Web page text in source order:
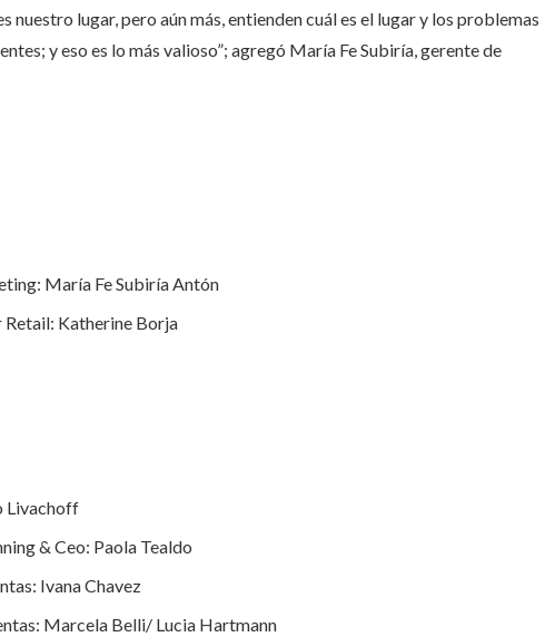
nuestro lugar, pero aún más, entienden cuál es el lugar y los problemas
y eso es lo más valioso”; agregó María Fe Subiría, gerente de
María Fe Subiría Antón
Katherine Borja
Livachoff
& Ceo: Paola Tealdo
Ivana Chavez
Marcela Belli/ Lucia Hartmann